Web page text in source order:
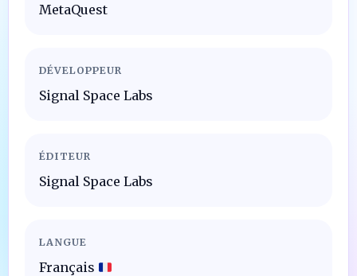
MetaQuest
DÉVELOPPEUR
Signal Space Labs
ÉDITEUR
Signal Space Labs
LANGUE
Français